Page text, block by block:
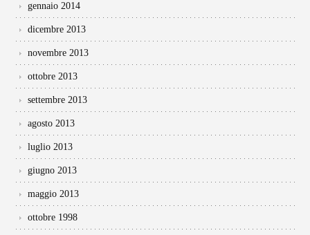
gennaio 2014
dicembre 2013
novembre 2013
ottobre 2013
settembre 2013
agosto 2013
luglio 2013
giugno 2013
maggio 2013
ottobre 1998